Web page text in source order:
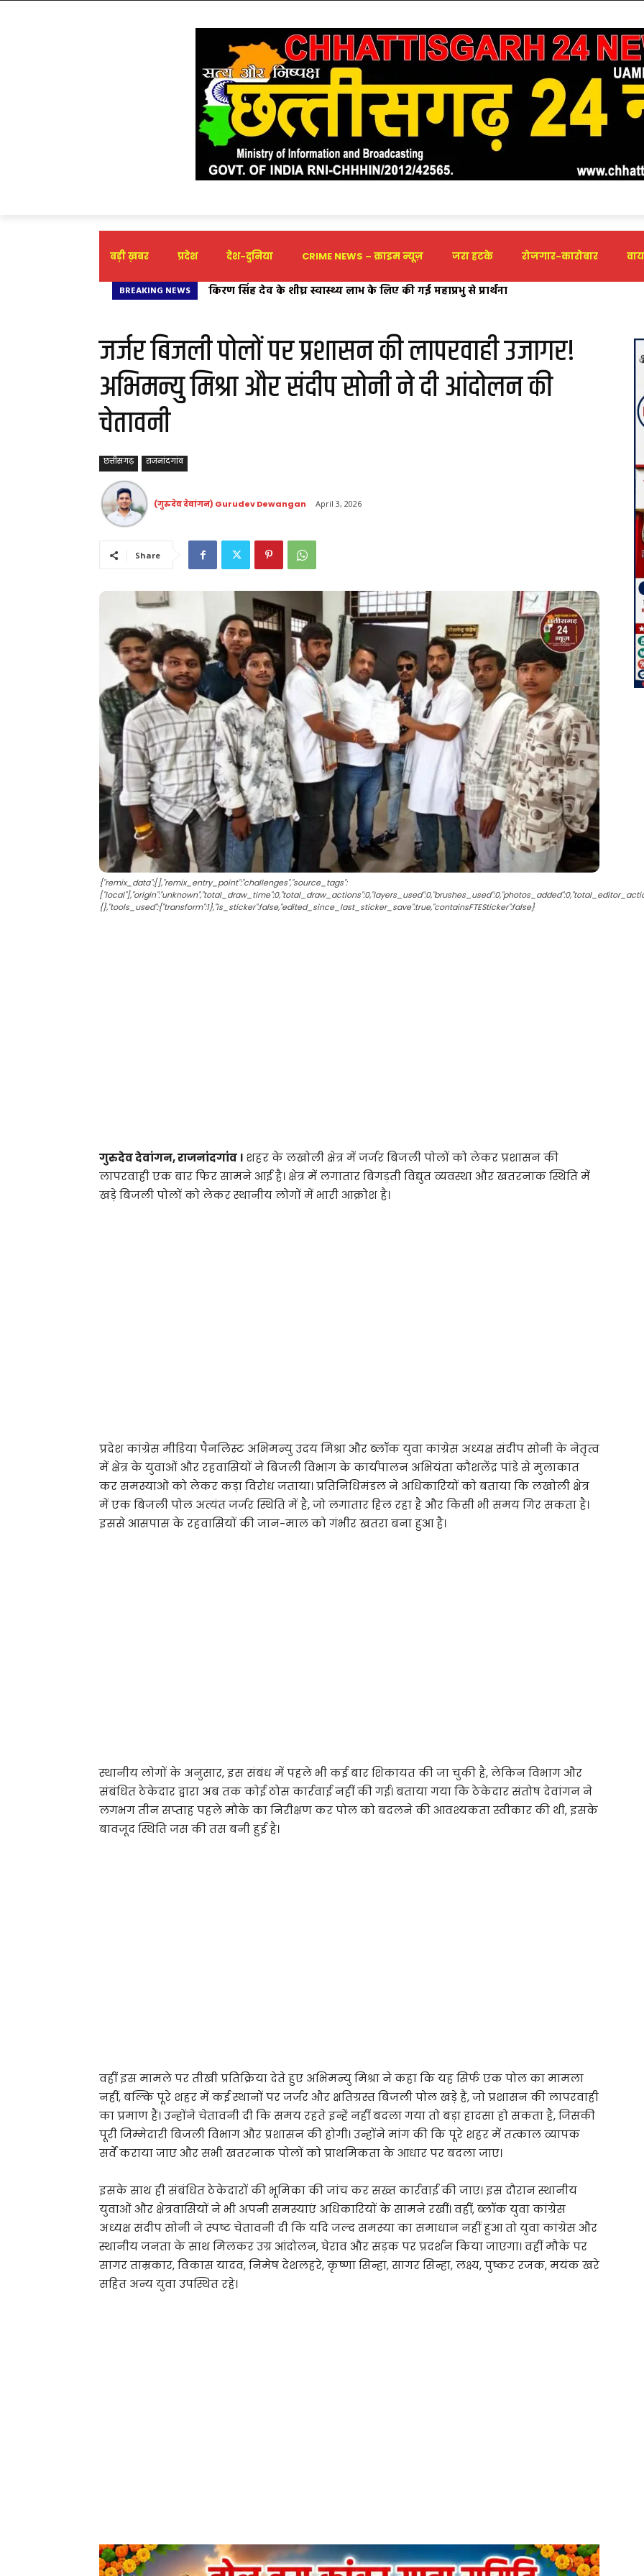
बड़ी ख़बर प्रदेश देश-दुनिया CRIME NEWS – क्राइम न्यूज़ जरा हटके रोजगार-कारोबार
BREAKING NEWS
न्यू लाईफ इंस्टीट्यूट ऑफ नर्सिंग में दो दिवसीय बहुउद्देशीय अभियान: विश्व स्तनपान सप्ताह और
जर्जर बिजली पोलों पर प्रशासन की लापरवाही उजागर!
अभिमन्यु मिश्रा और संदीप सोनी ने दी आंदोलन की
चेतावनी
छत्तीसगढ़ राजनांदगांव
(गुरुदेव देवांगन) Gurudev Dewangan April 3, 2026
Share
{"remix_data":[],"remix_entry_point":"challenges","source_tags":
{},"tools_used":{"transform":1},"is_sticker":false,"edited_since_last_sticker_save":true,"containsFTESticker":false}
गुरुदेव देवांगन, राजनांदगांव । शहर के लखोली क्षेत्र में जर्जर बिजली पोलों को लेकर प्रशासन की
लापरवाही एक बार फिर सामने आई है। क्षेत्र में लगातार बिगड़ती विद्युत व्यवस्था और खतरनाक स्थिति में
खड़े बिजली पोलों को लेकर स्थानीय लोगों में भारी आक्रोश है।
प्रदेश कांग्रेस मीडिया पैनलिस्ट अभिमन्यु उदय मिश्रा और ब्लॉक युवा कांग्रेस अध्यक्ष संदीप सोनी के नेतृत्व
में क्षेत्र के युवाओं और रहवासियों ने बिजली विभाग के कार्यपालन अभियंता कौशलेंद्र पांडे से मुलाकात
कर समस्याओं को लेकर कड़ा विरोध जताया। प्रतिनिधिमंडल ने अधिकारियों को बताया कि लखोली क्षेत्र
में एक बिजली पोल अत्यंत जर्जर स्थिति में है, जो लगातार हिल रहा है और किसी भी समय गिर सकता है।
इससे आसपास के रहवासियों की जान-माल को गंभीर खतरा बना हुआ है।
स्थानीय लोगों के अनुसार, इस संबंध में पहले भी कई बार शिकायत की जा चुकी है, लेकिन विभाग और
संबंधित ठेकेदार द्वारा अब तक कोई ठोस कार्रवाई नहीं की गई। बताया गया कि ठेकेदार संतोष देवांगन ने
लगभग तीन सप्ताह पहले मौके का निरीक्षण कर पोल को बदलने की आवश्यकता स्वीकार की थी, इसके
बावजूद स्थिति जस की तस बनी हुई है।
वहीं इस मामले पर तीखी प्रतिक्रिया देते हुए अभिमन्यु मिश्रा ने कहा कि यह सिर्फ एक पोल का मामला
नहीं, बल्कि पूरे शहर में कई स्थानों पर जर्जर और क्षतिग्रस्त बिजली पोल खड़े हैं, जो प्रशासन की लापरवाही
का प्रमाण हैं। उन्होंने चेतावनी दी कि समय रहते इन्हें नहीं बदला गया तो बड़ा हादसा हो सकता है, जिसकी
पूरी जिम्मेदारी बिजली विभाग और प्रशासन की होगी। उन्होंने मांग की कि पूरे शहर में तत्काल व्यापक
सर्वे कराया जाए और सभी खतरनाक पोलों को प्राथमिकता के आधार पर बदला जाए।
इसके साथ ही संबंधित ठेकेदारों की भूमिका की जांच कर सख्त कार्रवाई की जाए। इस दौरान स्थानीय
युवाओं और क्षेत्रवासियों ने भी अपनी समस्याएं अधिकारियों के सामने रखीं। वहीं, ब्लॉक युवा कांग्रेस
अध्यक्ष संदीप सोनी ने स्पष्ट चेतावनी दी कि यदि जल्द समस्या का समाधान नहीं हुआ तो युवा कांग्रेस और
स्थानीय जनता के साथ मिलकर उग्र आंदोलन, घेराव और सड़क पर प्रदर्शन किया जाएगा। वहीं मौके पर
सागर ताम्रकार, विकास यादव, निमेष देशलहरे, कृष्णा सिन्हा, सागर सिन्हा, लक्ष्य, पुष्कर रजक, मयंक खरे
सहित अन्य युवा उपस्थित रहे।